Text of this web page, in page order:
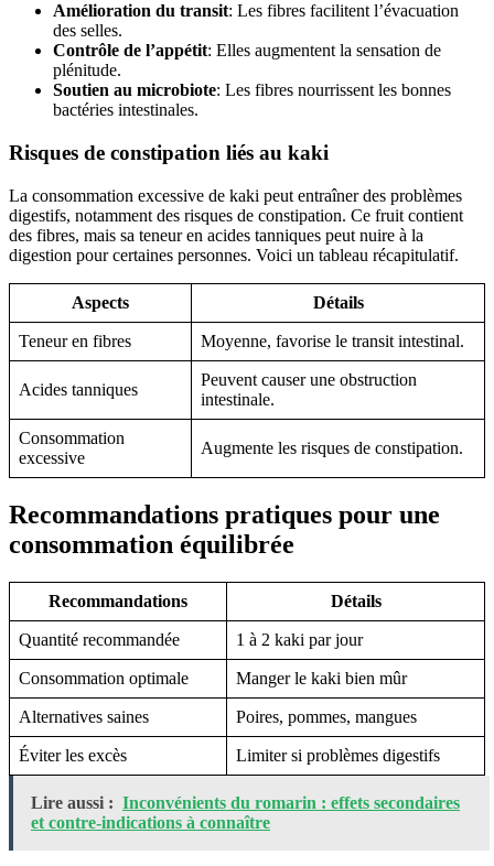
Amélioration du transit: Les fibres facilitent l’évacuation
des selles.
Contrôle de l’appétit: Elles augmentent la sensation de
plénitude.
Soutien au microbiote: Les fibres nourrissent les bonnes
bactéries intestinales.
Risques de constipation liés au kaki
La consommation excessive de kaki peut entraîner des problèmes
digestifs, notamment des risques de constipation. Ce fruit contient
des fibres, mais sa teneur en acides tanniques peut nuire à la
digestion pour certaines personnes. Voici un tableau récapitulatif.
Aspects Détails
Teneur en fibres Moyenne, favorise le transit intestinal.
Acides tanniques
Peuvent causer une obstruction
intestinale.
Consommation
excessive
Augmente les risques de constipation.
Recommandations pratiques pour une
consommation équilibrée
Recommandations Détails
Quantité recommandée 1 à 2 kaki par jour
Consommation optimale Manger le kaki bien mûr
Alternatives saines Poires, pommes, mangues
Éviter les excès Limiter si problèmes digestifs
Lire aussi : Inconvénients du romarin : effets secondaires
et contre-indications à connaître